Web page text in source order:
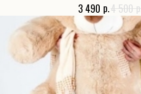
3 490 р.4 500